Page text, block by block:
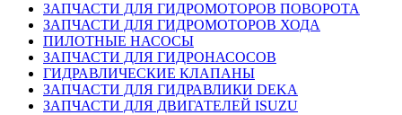
ЗАПЧАСТИ ДЛЯ ГИДРОМОТОРОВ ПОВОРОТА
ЗАПЧАСТИ ДЛЯ ГИДРОМОТОРОВ ХОДА
ПИЛОТНЫЕ НАСОСЫ
ЗАПЧАСТИ ДЛЯ ГИДРОНАСОСОВ
ГИДРАВЛИЧЕСКИЕ КЛАПАНЫ
ЗАПЧАСТИ ДЛЯ ГИДРАВЛИКИ DEKA
ЗАПЧАСТИ ДЛЯ ДВИГАТЕЛЕЙ ISUZU